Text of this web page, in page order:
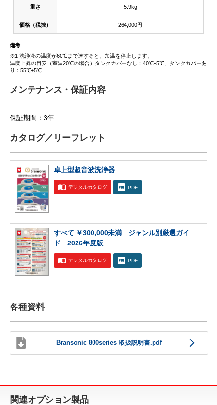
重さ 5.9kg
価格（税抜） 264,000円
備考
※1 洗浄液の温度が60℃まで達すると、加温を停止します。
温度上昇の目安（室温20℃の場合）タンクカバーなし：40℃±5℃、タンクカバーあ
り：55℃±5℃
メンテナンス・保証内容
保証期間：3年
カタログ／リーフレット
卓上型超音波洗浄器
デジタルカタログ PDF
すべて ￥300,000未満 ジャンル別厳選ガイ
ド 2026年度版
デジタルカタログ PDF
各種資料
Bransonic 800series 取扱説明書.pdf
関連オプション製品